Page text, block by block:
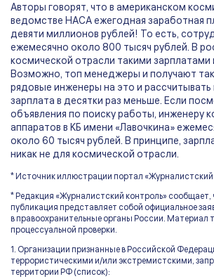
Авторы говорят, что в американском
ведомстве НАСА ежегодная заработная
девяти миллионов рублей! То есть,
ежемесячно около 800 тысяч рублей. В
космической отрасли такими зарплатами
Возможно, топ менеджеры и получают
рядовые инженеры на это и рассчитывать
зарплата в десятки раз меньше. Если
объявления по поиску работы, инженеру
аппаратов в КБ имени «Лавочкина»
около 60 тысяч рублей. В принципе,
никак не для космической отрасли.
* Источник иллюстрации портал «Журналистский
* Редакция «Журналистский контроль» сообщает,
публикация представляет собой официальное
в правоохранительные органы России. Материал
процессуальной проверки.
1. Организации признанные в Российской
террористическими и/или экстремистскими,
территории РФ (список):